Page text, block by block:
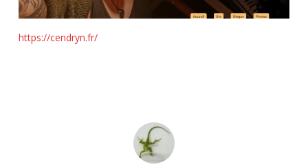
https://cendryn.fr/